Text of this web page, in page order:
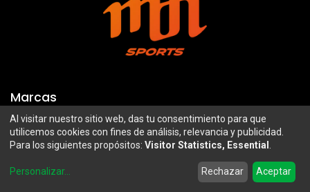
Wishlist Account
Marcas
Troy Lee Designs
100%
Airoh
Mazawi
SIDI
Al visitar nuestro sitio web, das tu consentimiento para que
utilicemos cookies con fines de análisis, relevancia y publicidad.
Para los siguientes propósitos: Visitor Statistics, Essential
Personalizar... Rechazar Aceptar